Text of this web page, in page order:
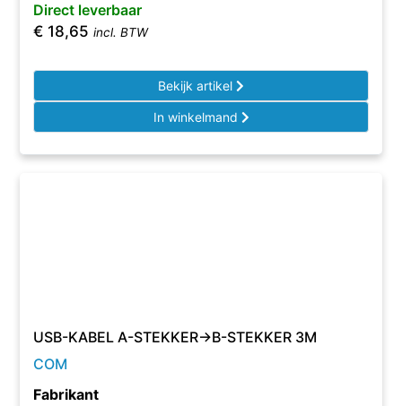
Direct leverbaar
€ 18,65 incl. BTW
Bekijk artikel
In winkelmand
USB-KABEL A-STEKKER->B-STEKKER 3M
COM
Fabrikant